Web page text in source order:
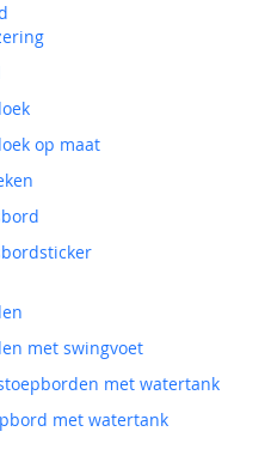
op maat
met swingvoet
met watertank
met watertank